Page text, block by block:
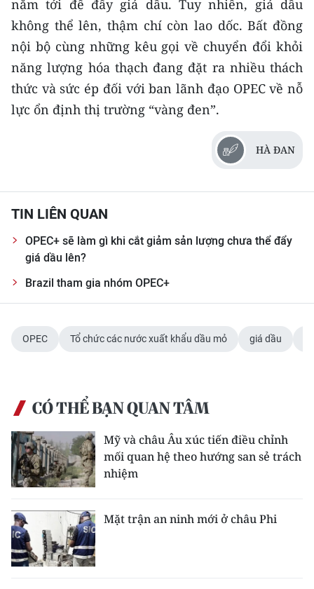
năm tới để đẩy giá dầu. Tuy nhiên, giá dầu
không thể lên, thậm chí còn lao dốc. Bất đồng
nội bộ cùng những kêu gọi về chuyển đổi khỏi
năng lượng hóa thạch đang đặt ra nhiều thách
thức và sức ép đối với ban lãnh đạo OPEC về nỗ
lực ổn định thị trường “vàng đen”.
HÀ ĐAN
TIN LIÊN QUAN
OPEC+ sẽ làm gì khi cắt giảm sản lượng chưa thể đẩy
giá dầu lên?
Brazil tham gia nhóm OPEC+
OPEC Tổ chức các nước xuất khẩu dầu mỏ giá dầu
CÓ THỂ BẠN QUAN TÂM
Mỹ và châu Âu xúc tiến điều chỉnh
mối quan hệ theo hướng san sẻ trách
nhiệm
Mặt trận an ninh mới ở châu Phi